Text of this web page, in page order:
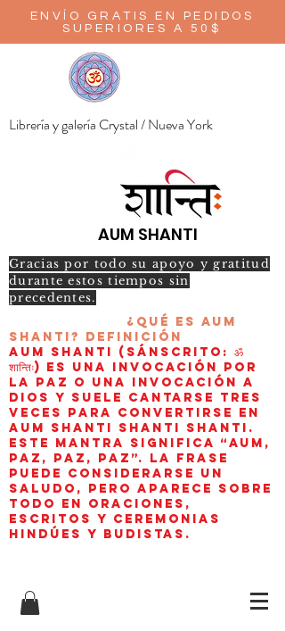
ENVÍO GRATIS EN PEDIDOS
SUPERIORES A 50$
Librería y galería Crystal / Nueva York
AUM SHANTI
Gracias por todo su apoyo y gratitud
durante estos tiempos sin
precedentes.
¿Qué es AUM
Shanti? Definición
AUM Shanti (sánscrito: ॐ
शान्तिः) es una invocación por
la paz o una invocación a
Dios y suele cantarse tres
veces para convertirse en
aum shanti shanti shanti.
Este mantra significa “AUM,
paz, paz, paz”. La frase
puede considerarse un
saludo, pero aparece sobre
todo en oraciones,
escritos y ceremonias
hindúes y budistas.